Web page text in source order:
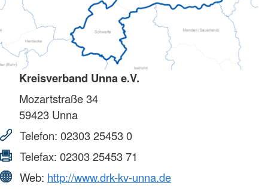
Kreisverband Unna e.V.
Mozartstraße 34
59423 Unna
Telefon: 02303 25453 0
Telefax: 02303 25453 71
Web: http://www.drk-kv-unna.de